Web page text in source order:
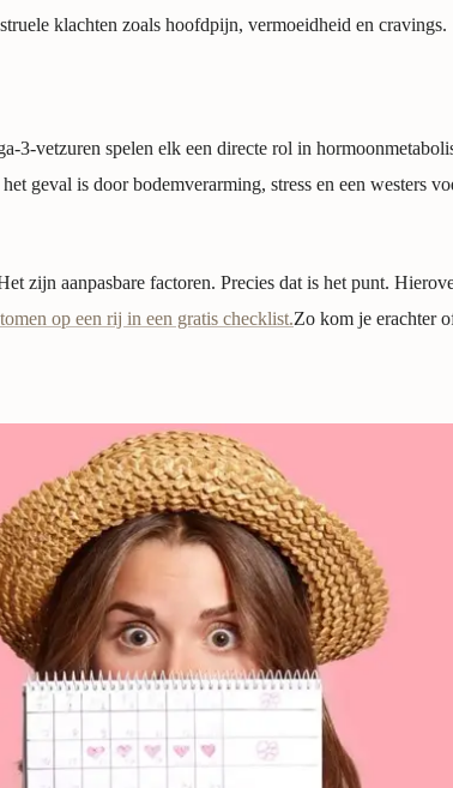
klachten zoals hoofdpijn, vermoeidheid en cravings.
3-vetzuren spelen elk een directe rol in
geval is door bodemverarming, stress en een westers
zijn aanpasbare factoren. Precies dat is het punt.
op een rij in een gratis checklist.Zo kom je erachter